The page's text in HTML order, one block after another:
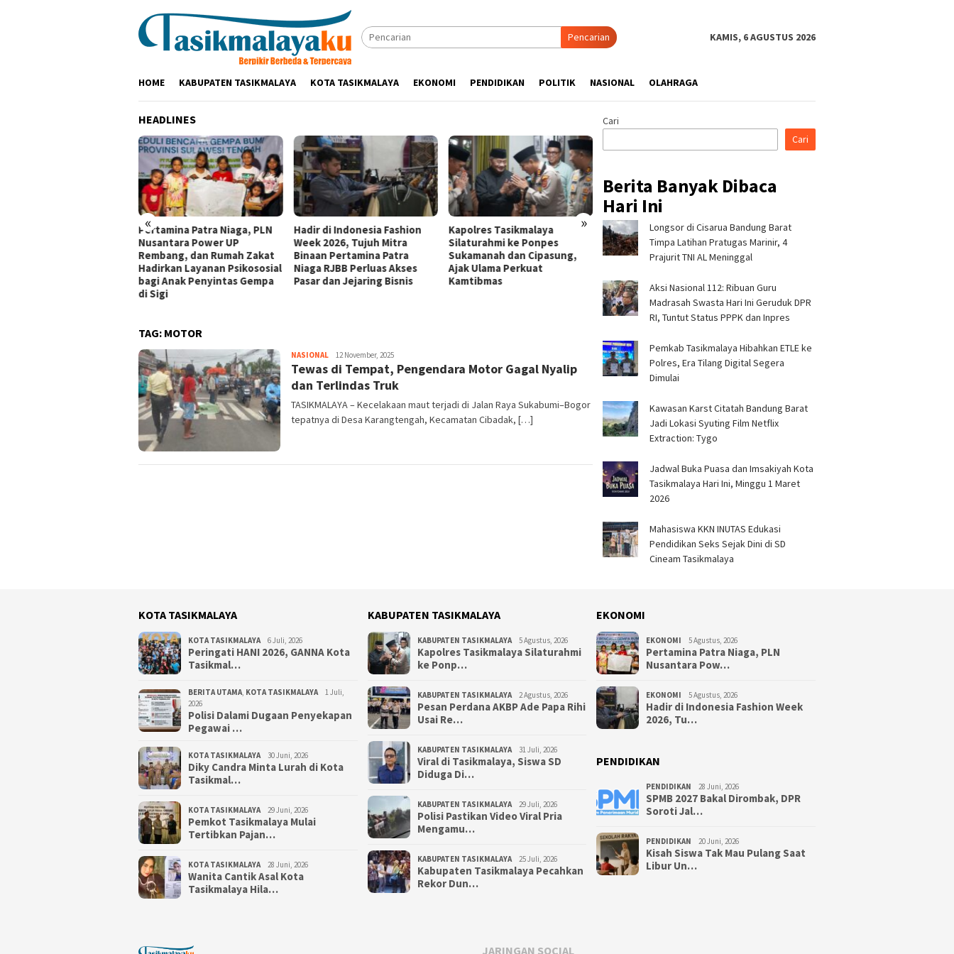
Pencarian KAMIS, 6 AGUSTUS 2026
HOME KABUPATEN TASIKMALAYA KOTA TASIKMALAYA EKONOMI PENDIDIKAN POLITIK NASIONAL OLAHRAGA
HEADLINES
« »
Pertamina Patra Niaga, PLN
Nusantara Power UP
Rembang, dan Rumah Zakat
Hadirkan Layanan Psikososial
bagi Anak Penyintas Gempa
di Sigi
Hadir di Indonesia Fashion
Week 2026, Tujuh Mitra
Binaan Pertamina Patra
Niaga RJBB Perluas Akses
Pasar dan Jejaring Bisnis
Kapolres Tasikmalaya
Silaturahmi ke Ponpes
Sukamanah dan Cipasung,
Ajak Ulama Perkuat
Kamtibmas
Pertamina Patra Niaga RJBB
Tampilkan Inovasi Tukar
Jerami kepada Staf Khusus
Pertamina Patra Niaga
Tindak Tegas Pelanggaran
TAG: MOTOR
NASIONAL Tim
Redaksi
12 November, 2025
Tewas di Tempat, Pengendara Motor Gagal Nyalip
dan Terlindas Truk
TASIKMALAYA – Kecelakaan maut terjadi di Jalan Raya Sukabumi–Bogor
tepatnya di Desa Karangtengah, Kecamatan Cibadak, […]
Cari
Cari
Berita Banyak Dibaca
Hari Ini
Longsor di Cisarua Bandung Barat
Timpa Latihan Pra­tugas Marinir, 4
Prajurit TNI AL Meninggal
Aksi Nasional 112: Ribuan Guru
Madrasah Swasta Hari Ini Geruduk DPR
RI, Tuntut Status PPPK dan Inpres
Pemkab Tasikmalaya Hibahkan ETLE ke
Polres, Era Tilang Digital Segera
Dimulai
Kawasan Karst Citatah Bandung Barat
Jadi Lokasi Syuting Film Netflix
Extraction: Tygo
Jadwal Buka Puasa dan Imsakiyah Kota
Tasikmalaya Hari Ini, Minggu 1 Maret
2026
Mahasiswa KKN INUTAS Edukasi
Pendidikan Seks Sejak Dini di SD
Cineam Tasikmalaya
KOTA TASIKMALAYA
KOTA TASIKMALAYA 6 Juli, 2026
Peringati HANI 2026, GANNA Kota
Tasikmal…
BERITA UTAMA, KOTA TASIKMALAYA
1 Juli,
2026
Polisi Dalami Dugaan Penyekapan
Pegawai …
KOTA TASIKMALAYA 30 Juni, 2026
Diky Candra Minta Lurah di Kota
Tasikmal…
KOTA TASIKMALAYA 29 Juni, 2026
Pemkot Tasikmalaya Mulai
Tertibkan Pajan…
KOTA TASIKMALAYA 28 Juni, 2026
Wanita Cantik Asal Kota
Tasikmalaya Hila…
KABUPATEN TASIKMALAYA
KABUPATEN TASIKMALAYA 5 Agustus, 2026
Kapolres Tasikmalaya Silaturahmi
ke Ponp…
KABUPATEN TASIKMALAYA 2 Agustus, 2026
Pesan Perdana AKBP Ade Papa Rihi
Usai Re…
KABUPATEN TASIKMALAYA 31 Juli, 2026
Viral di Tasikmalaya, Siswa SD
Diduga Di…
KABUPATEN TASIKMALAYA 29 Juli, 2026
Polisi Pastikan Video Viral Pria
Mengamu…
KABUPATEN TASIKMALAYA 25 Juli, 2026
Kabupaten Tasikmalaya Pecahkan
Rekor Dun…
EKONOMI
EKONOMI 5 Agustus, 2026
Pertamina Patra Niaga, PLN
Nusantara Pow…
EKONOMI 5 Agustus, 2026
Hadir di Indonesia Fashion Week
2026, Tu…
PENDIDIKAN
PENDIDIKAN 28 Juni, 2026
SPMB 2027 Bakal Dirombak, DPR
Soroti Jal…
PENDIDIKAN 20 Juni, 2026
Kisah Siswa Tak Mau Pulang Saat
Libur Un…
JARINGAN SOCIAL